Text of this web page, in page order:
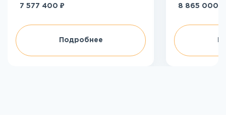
7 577 400 ₽
Подробнее
8 865 000